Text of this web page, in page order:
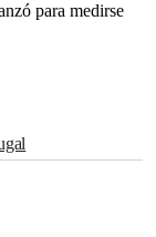
para medirse